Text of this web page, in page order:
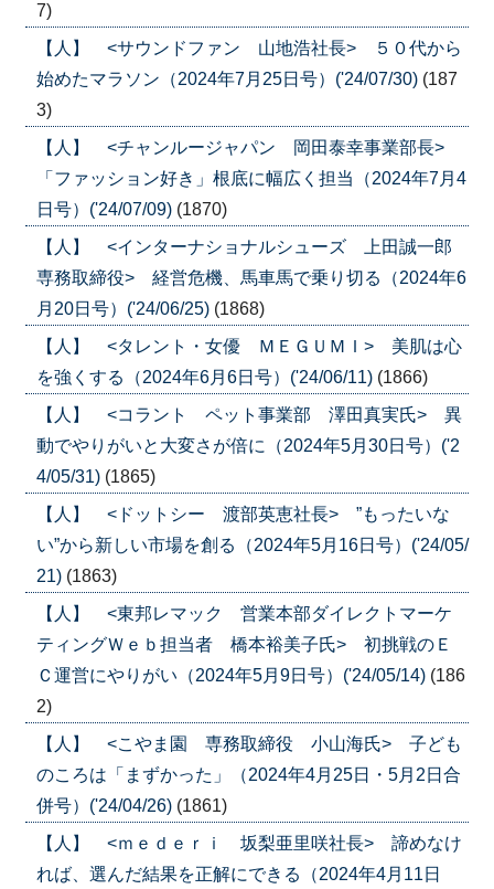
7)
【人】 <サウンドファン 山地浩社長> ５０代から
始めたマラソン（2024年7月25日号）('24/07/30) (187
3)
【人】 <チャンルージャパン 岡田泰幸事業部長>
「ファッション好き」根底に幅広く担当（2024年7月4
日号）('24/07/09) (1870)
【人】 <インターナショナルシューズ 上田誠一郎
専務取締役> 経営危機、馬車馬で乗り切る（2024年6
月20日号）('24/06/25) (1868)
【人】 <タレント・女優 ＭＥＧＵＭＩ> 美肌は心
を強くする（2024年6月6日号）('24/06/11) (1866)
【人】 <コラント ペット事業部 澤田真実氏> 異
動でやりがいと大変さが倍に（2024年5月30日号）('2
4/05/31) (1865)
【人】 <ドットシー 渡部英恵社長> ”もったいな
い”から新しい市場を創る（2024年5月16日号）('24/05/
21) (1863)
【人】 <東邦レマック 営業本部ダイレクトマーケ
ティングＷｅｂ担当者 橋本裕美子氏> 初挑戦のＥ
Ｃ運営にやりがい（2024年5月9日号）('24/05/14) (186
2)
【人】 <こやま園 専務取締役 小山海氏> 子ども
のころは「まずかった」（2024年4月25日・5月2日合
併号）('24/04/26) (1861)
【人】 <ｍｅｄｅｒｉ 坂梨亜里咲社長> 諦めなけ
れば、選んだ結果を正解にできる（2024年4月11日